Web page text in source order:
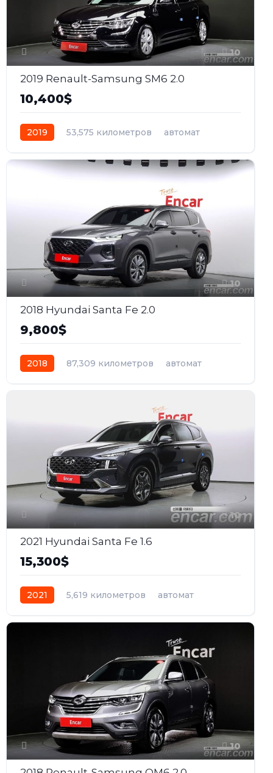
10
2019 Renault-Samsung SM6 2.0
10,400$
2019 53,575 километров
автомат
10
2018 Hyundai Santa Fe 2.0
9,800$
2018 87,309 километров
автомат
10
2021 Hyundai Santa Fe 1.6
15,300$
2021 5,619 километров
автомат
10